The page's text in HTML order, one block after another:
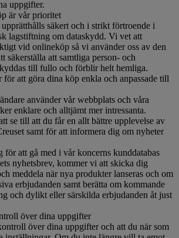
uppgifter.
är vår prioritet
säkert och i strikt förtroende i
lagstiftning om dataskydd. Vi vet att
vid onlineköp så vi använder oss av den
säkerställa att samtliga person- och
till fullo och förblir helt hemliga.
att göra dina köp enkla och anpassade till
använder vår webbplats och våra
enklare och alltjämt mer intressanta.
se till att du får en allt bättre upplevelse av
samt för att informera dig om nyheter
för att gå med i vår koncerns kunddatabas
nyhetsbrev, kommer vi att skicka dig
meddela när nya produkter lanseras och om
erbjudanden samt berätta om kommande
och dylikt eller särskilda erbjudanden åt just
över dina uppgifter
över dina uppgifter och att du när som